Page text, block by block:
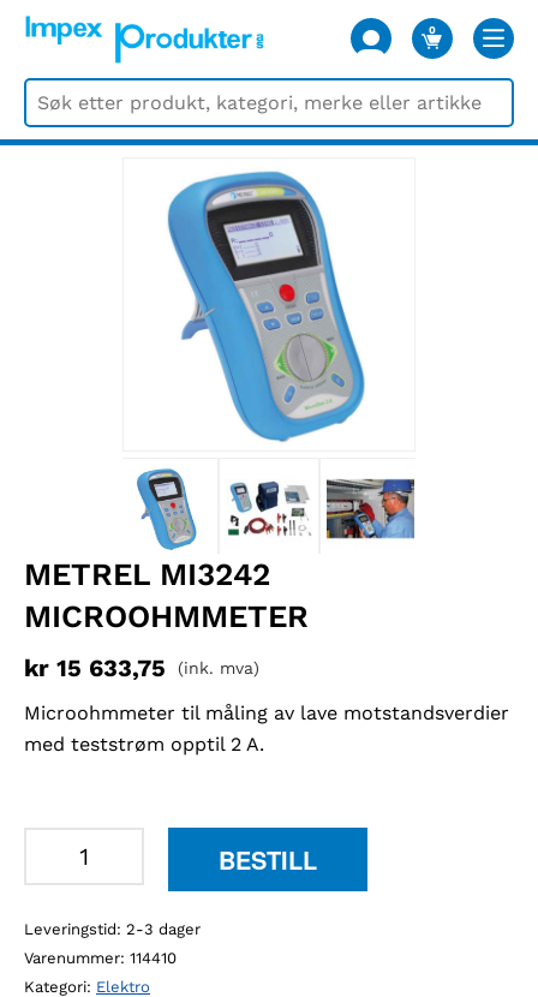
0
VARER
METREL MI3242
MICROOHMMETER
kr 15 633,75 (ink. mva)
Microohmmeter til måling av lave motstandsverdier
med teststrøm opptil 2 A.
antall
BESTILL
Leveringstid: 2-3 dager
Varenummer: 114410
Kategori: Elektro